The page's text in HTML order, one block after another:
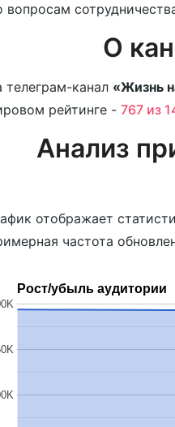
вопросам
О
телеграм-канал «Жизнь
рейтинге - 767 из
Анализ
отображает
частота
Рост/убыль аудитории